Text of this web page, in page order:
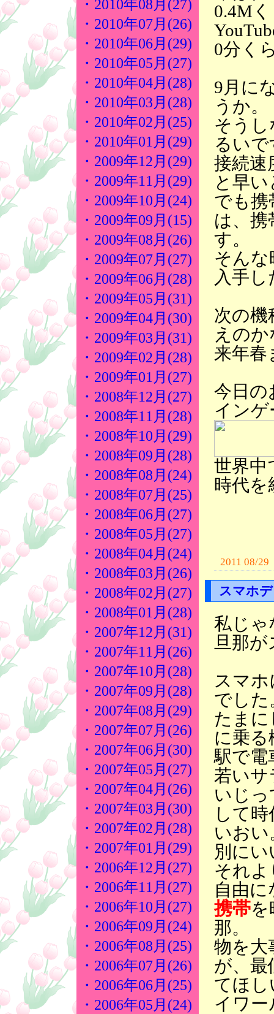
・2010年08月(27)
・2010年07月(26)
・2010年06月(29)
・2010年05月(27)
・2010年04月(28)
・2010年03月(28)
・2010年02月(25)
・2010年01月(29)
・2009年12月(29)
・2009年11月(29)
・2009年10月(24)
・2009年09月(15)
・2009年08月(26)
・2009年07月(27)
・2009年06月(28)
・2009年05月(31)
・2009年04月(30)
・2009年03月(31)
・2009年02月(28)
・2009年01月(27)
・2008年12月(27)
・2008年11月(28)
・2008年10月(29)
・2008年09月(28)
・2008年08月(24)
・2008年07月(25)
・2008年06月(27)
・2008年05月(27)
・2008年04月(24)
・2008年03月(26)
・2008年02月(27)
・2008年01月(28)
・2007年12月(31)
・2007年11月(26)
・2007年10月(28)
・2007年09月(28)
・2007年08月(29)
・2007年07月(26)
・2007年06月(30)
・2007年05月(27)
・2007年04月(26)
・2007年03月(30)
・2007年02月(28)
・2007年01月(29)
・2006年12月(27)
・2006年11月(27)
・2006年10月(27)
・2006年09月(24)
・2006年08月(25)
・2006年07月(26)
・2006年06月(25)
・2006年05月(24)
0.4M
0分く
9月に
うか。
そう
るいで
接続速
と早
でも携
は、
す。
そん
入手
次の機
えの
来年春
今日
インゲ
世界中
時代を
2011 08/29
スマホ
私じゃ
旦那が
スマ
でした
たま
に乗る
駅で電
若いサ
いじ
して
いおい
別に
それよ
自由
携帯
那。
物を大
が、最
てほ
イワー